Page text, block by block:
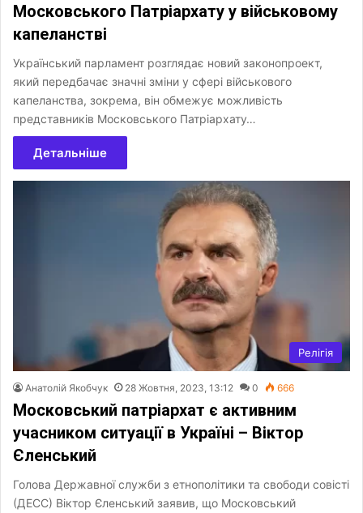
Московського Патріархату у військовому
капеланстві
Український парламент розглядає новий законопроект,
який передбачає значні зміни у сфері військового
капеланства, зокрема, він обмежує можливість
представників Московського Патріархату…
Детальніше
Релігія
Анатолій Якобчук 28 Жовтня, 2023, 13:12 0 666
Московський патріархат є активним
учасником ситуації в Україні – Віктор
Єленський
Голова Державної служби з етнополітики та свободи совісті
(ДЕСС) Віктор Єленський заявив, що Московський